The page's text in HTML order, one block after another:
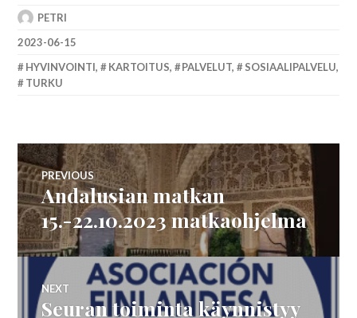
PETRI
2023-06-15
HYVINVOINTI, KARTOITUS, PALVELUT, SOSIAALIPALVELU,
TURKU
Artikkelien
selaus
PREVIOUS
Previous
post:
Andalusian matkan
15.-22.10.2023 matkaohjelma
NEXT
Next
Seuran toiminta käynnistyy